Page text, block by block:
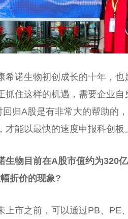
希诺生物初创成长的十年，
抓住这样的机遇，需要企业
归A股是有非常大的帮助的
才能以最快的速度申报科创板
生物目前在A股市值约为320
折价的现象?
上市之前，可以通过PB、PE